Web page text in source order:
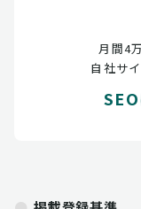
月間4
自社サ